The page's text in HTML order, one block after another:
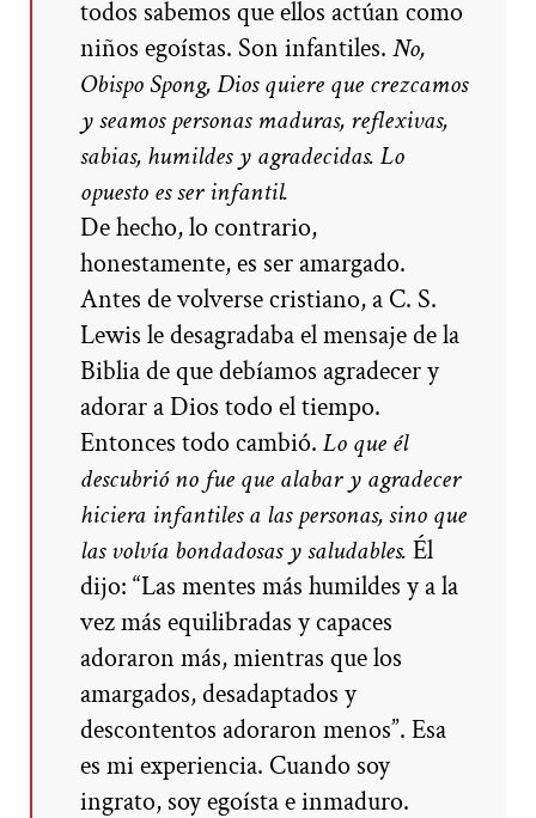
todos sabemos que ellos actúan como
niños egoístas. Son infantiles. No,
Obispo Spong, Dios quiere que crezcamos
y seamos personas maduras, reflexivas,
sabias, humildes y agradecidas. Lo
opuesto es ser infantil.
De hecho, lo contrario,
honestamente, es ser amargado.
Antes de volverse cristiano, a C. S.
Lewis le desagradaba el mensaje de la
Biblia de que debíamos agradecer y
adorar a Dios todo el tiempo.
Entonces todo cambió. Lo que él
descubrió no fue que alabar y agradecer
hiciera infantiles a las personas, sino que
las volvía bondadosas y saludables. Él
dijo: “Las mentes más humildes y a la
vez más equilibradas y capaces
adoraron más, mientras que los
amargados, desadaptados y
descontentos adoraron menos”. Esa
es mi experiencia. Cuando soy
ingrato, soy egoísta e inmaduro.